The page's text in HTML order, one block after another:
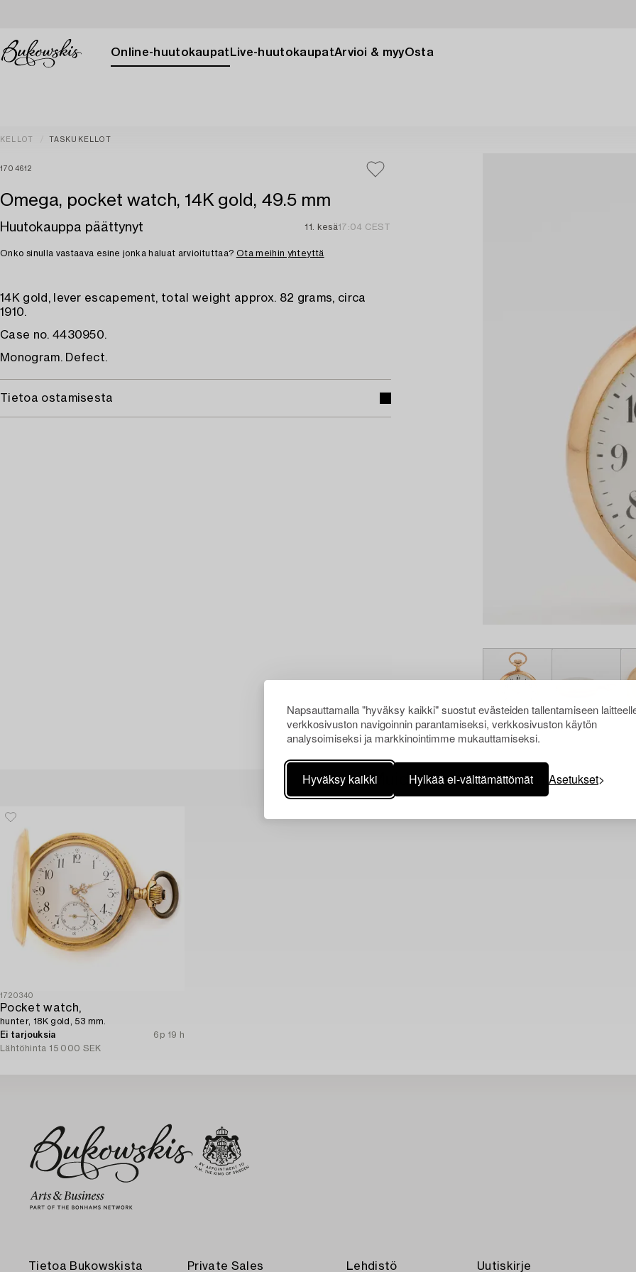
Napsauttamalla "hyväksy kaikki" suostut evästeiden tallentamiseen
verkkosivuston navigoinnin parantamiseksi, verkkosivuston käytön
analysoimiseksi ja markkinointimme mukauttamiseksi.
Hyväksy kaikki Hylkää ei-välttämättömät Asetukset
Online-huutokaupat Live-huutokaupatArvioi & myyOsta
KELLOT TASKUKELLOT
1704612
Omega, pocket watch, 14K gold, 49.5 mm
Huutokauppa päättynyt 11. kesä17:04 CEST
Onko sinulla vastaava esine jonka haluat arvioituttaa? Ota meihin yhteyttä
14K gold, lever escapement, total weight approx. 82 grams, circa
1910.
Case no. 4430950.
Monogram. Defect.
Tietoa ostamisesta
Muiden katsomia kohteita
1720340
Pocket watch,
hunter, 18K gold, 53 mm.
Ei tarjouksia
6p 19 h
Lähtöhinta 15 000 SEK
Tietoa Bukowskista Private Sales Lehdistö Uutiskirje